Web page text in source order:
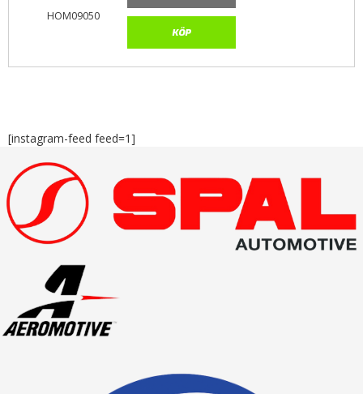
HOM09050
KÖP
[instagram-feed feed=1]